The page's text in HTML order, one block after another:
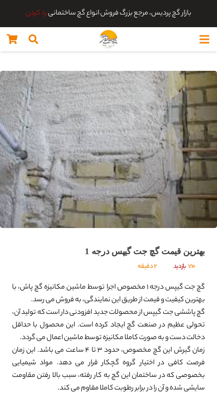
بازار گچ پردیس، مرجع بزرگ فروش انواع گچ ساختمانیرد کردن
بهترین قیمت گچ جت گیپس درجه 1
710بازدید 2 دقیقه
گچ جت گیپس درجه 1 مخصوص اجرا توسط ماشین مکانیزه گچ پاش، با
بهترین کیفیت و قیمت از طریق این نمایندگی، به فروش می رسد.
گچ پاششی جت گیپس از محصولات جدید افزودنی دار است که تولید آن،
تحولی عظیم در صنعت گچ ایجاد کرده است. این محصول با حداقل
دخالت دست و به صورت کاملا مکانیزه توسط ماشین اعمال می گردد.
زمان گیرش این گچ مخصوص، حدود 3 تا 4 ساعت می باشد. این زمان
فرصت کافی در اختیار گروه گچکار قرار می دهد. مواد شیمیایی
بخصوصی که در ساختمان این گچ به کار رفته، سبب بالا رفتن مقاومت
سایشی شده و آن را در برابر رطوبت کاملا مقاوم می کند.